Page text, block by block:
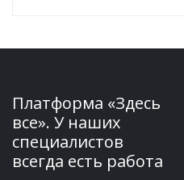
Платформа «Здесь
все». У наших
специалистов
всегда есть работа